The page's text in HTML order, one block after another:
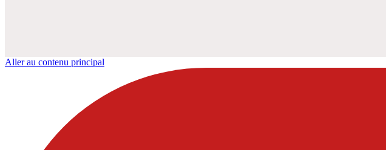
Aller au contenu principal